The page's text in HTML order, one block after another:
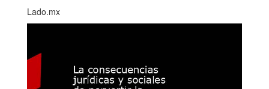
Lado.mx